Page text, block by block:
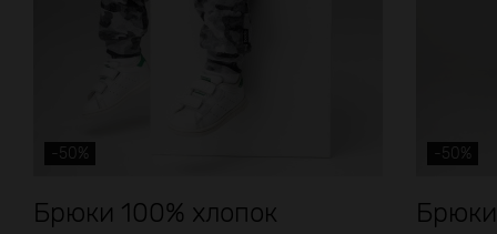
-50%
Брюки 100% хлопок
-50%